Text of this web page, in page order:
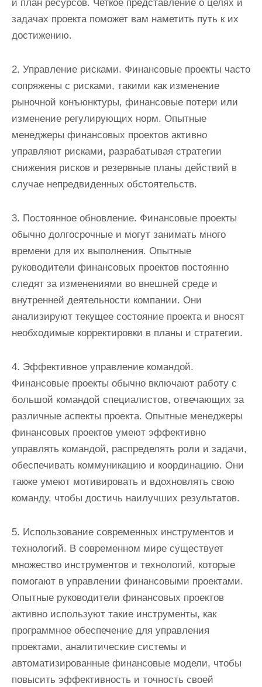
и план ресурсов. Четкое представление о целях и
задачах проекта поможет вам наметить путь к их
достижению.
2. Управление рисками. Финансовые проекты часто
сопряжены с рисками, такими как изменение
рыночной конъюнктуры, финансовые потери или
изменение регулирующих норм. Опытные
менеджеры финансовых проектов активно
управляют рисками, разрабатывая стратегии
снижения рисков и резервные планы действий в
случае непредвиденных обстоятельств.
3. Постоянное обновление. Финансовые проекты
обычно долгосрочные и могут занимать много
времени для их выполнения. Опытные
руководители финансовых проектов постоянно
следят за изменениями во внешней среде и
внутренней деятельности компании. Они
анализируют текущее состояние проекта и вносят
необходимые корректировки в планы и стратегии.
4. Эффективное управление командой.
Финансовые проекты обычно включают работу с
большой командой специалистов, отвечающих за
различные аспекты проекта. Опытные менеджеры
финансовых проектов умеют эффективно
управлять командой, распределять роли и задачи,
обеспечивать коммуникацию и координацию. Они
также умеют мотивировать и вдохновлять свою
команду, чтобы достичь наилучших результатов.
5. Использование современных инструментов и
технологий. В современном мире существует
множество инструментов и технологий, которые
помогают в управлении финансовыми проектами.
Опытные руководители финансовых проектов
активно используют такие инструменты, как
программное обеспечение для управления
проектами, аналитические системы и
автоматизированные финансовые модели, чтобы
повысить эффективность и точность своей